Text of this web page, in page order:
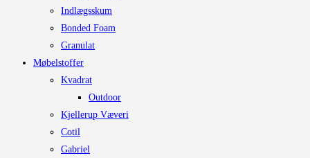
Indlægsskum
Bonded Foam
Granulat
Møbelstoffer
Kvadrat
Outdoor
Kjellerup Væveri
Cotil
Gabriel